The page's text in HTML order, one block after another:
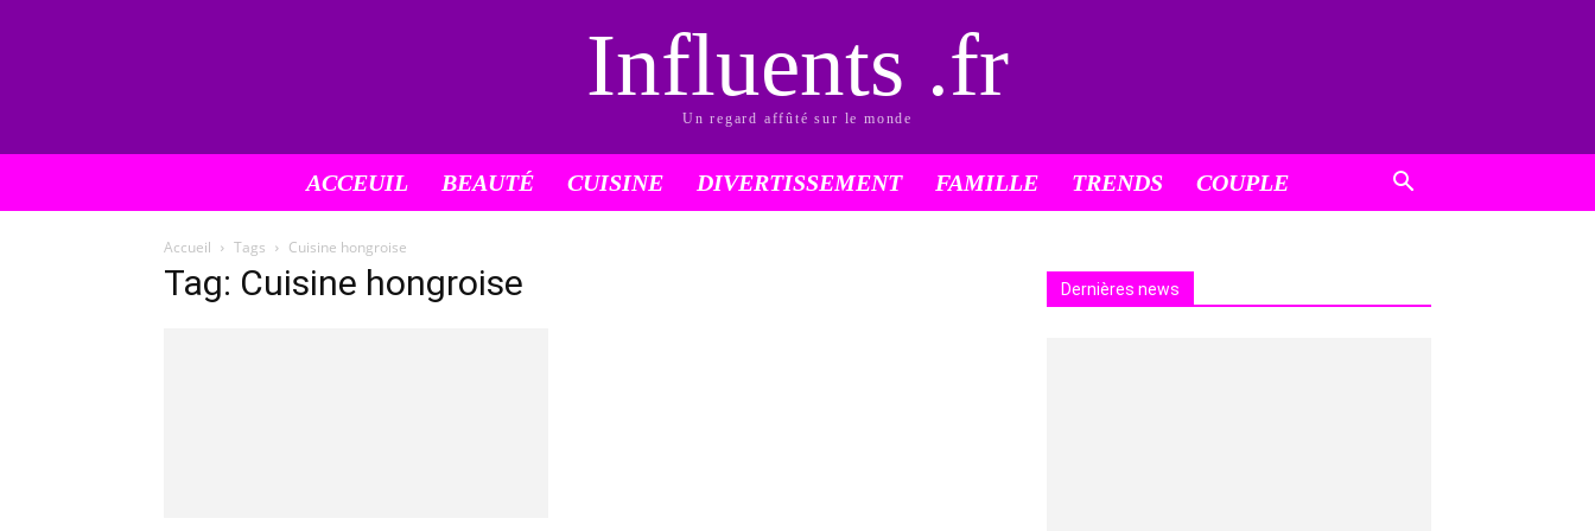
Influents .fr
Un regard affûté sur le monde
ACCEUIL BEAUTÉ CUISINE DIVERTISSEMENT FAMILLE TRENDS COUPLE
Accueil Tags Cuisine hongroise
Tag: Cuisine hongroise Dernières news